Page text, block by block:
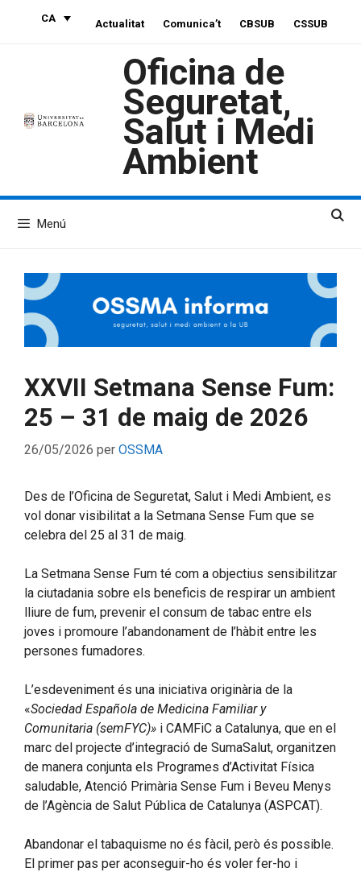
CA Actualitat Comunica’t CBSUB CSSUB
Oficina de
Seguretat,
Salut i Medi
Ambient
Menú
XXVII Setmana Sense Fum:
25 – 31 de maig de 2026
26/05/2026 per OSSMA
Des de l’Oficina de Seguretat, Salut i Medi Ambient, es
vol donar visibilitat a la Setmana Sense Fum que se
celebra del 25 al 31 de maig.
La Setmana Sense Fum té com a objectius sensibilitzar
la ciutadania sobre els beneficis de respirar un ambient
lliure de fum, prevenir el consum de tabac entre els
joves i promoure l’abandonament de l’hàbit entre les
persones fumadores.
L’esdeveniment és una iniciativa originària de la
«Sociedad Española de Medicina Familiar y
Comunitaria (semFYC)» i CAMFiC a Catalunya, que en el
marc del projecte d’integració de SumaSalut, organitzen
de manera conjunta els Programes d’Activitat Física
saludable, Atenció Primària Sense Fum i Beveu Menys
de l’Agència de Salut Pública de Catalunya (ASPCAT).
Abandonar el tabaquisme no és fàcil, però és possible.
El primer pas per aconseguir-ho és voler fer-ho i